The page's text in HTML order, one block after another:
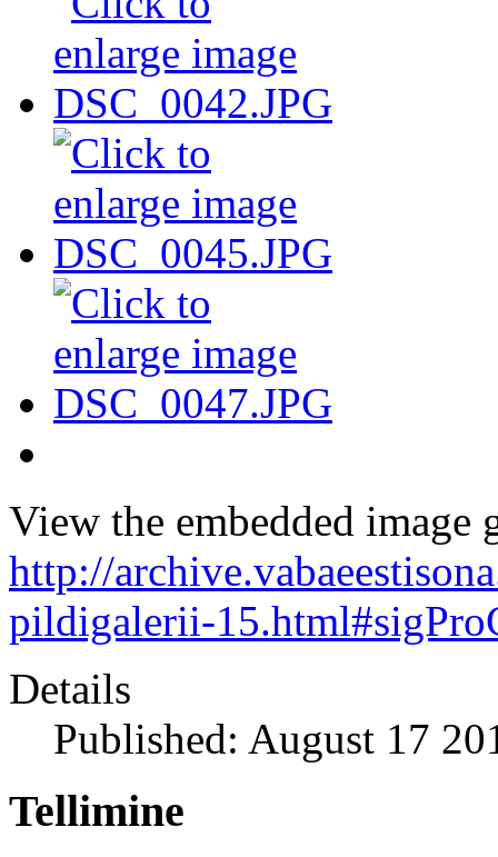
View the embedded image
http://
pildigalerii-
Details
Published: August 17
Tellimine